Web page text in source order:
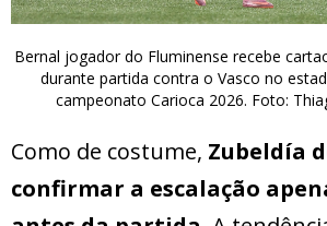
Bernal jogador do Fluminense recebe
durante partida contra o Vasco no
campeonato Carioca 2026. Foto:
Como de costume, Zubeldía
confirmar a escalação